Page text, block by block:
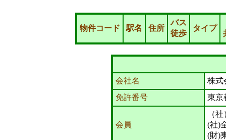
物件コード 駅名 住所
バス
徒歩
タイプ
会社名
株
免許番号
東京
会員
（
(社)
(財)